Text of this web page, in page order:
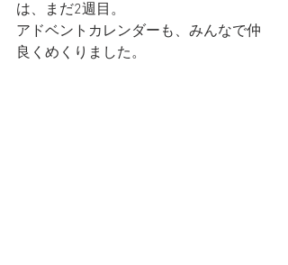
は、まだ2週目。
アドベントカレンダーも、みんなで仲
良くめくりました。